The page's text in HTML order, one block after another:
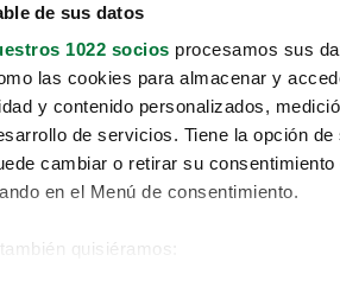
de sus datos
1022 socios procesamos sus
las cookies para almacenar y
y contenido personalizados,
de servicios. Tiene la opción
cambiar o retirar su
en el Menú de consentimiento.
quisiéramos: